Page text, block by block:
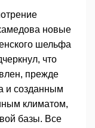
новые
шельфа
что
прежде
и созданным
климатом,
базы. Все